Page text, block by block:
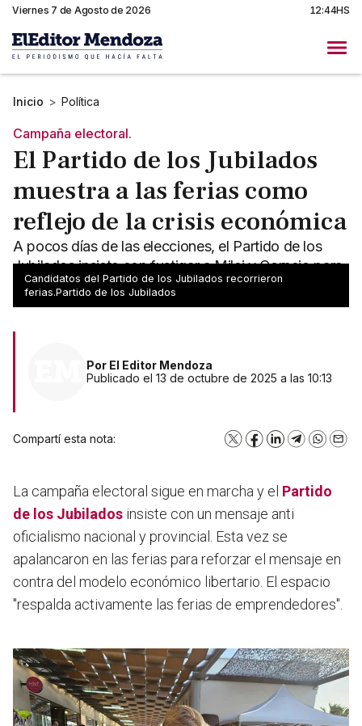
Viernes 7 de Agosto de 2026 12:44HS
Inicio > Política
Campaña electoral.
El Partido de los Jubilados
muestra a las ferias como
reflejo de la crisis económica
A pocos días de las elecciones, el Partido de los
Jubilados insiste con fustigar a Milei y Cornejo para
asegurarse el voto.
Candidatos del Partido de los Jubilados recorrieron
ferias.Partido de los Jubilados
Por El Editor Mendoza
Publicado el 13 de octubre de 2025 a las 10:13
Compartí esta nota: X Facebook
LinkedInTelegram
La campaña electoral sigue en marcha y el Partido
de los Jubilados insiste con un mensaje anti
oficialismo nacional y provincial. Esta vez se
apalancaron en las ferias para reforzar el mensaje en
contra del modelo económico libertario. El espacio
"respalda activamente las ferias de emprendedores".